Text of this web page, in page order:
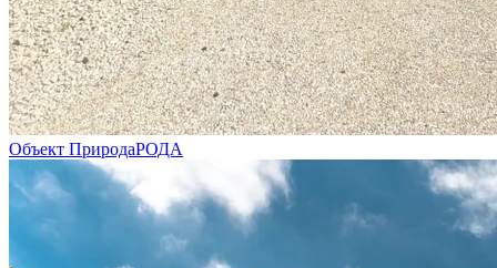
Объект ПриродаРОДА